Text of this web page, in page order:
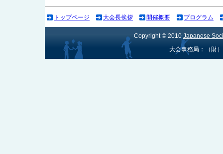
トップページ 大会長挨拶 開催概要 プログラム
Copyright © 2010Japanese
大会事務局：（財